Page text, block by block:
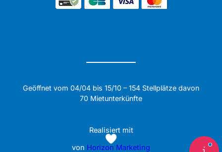
Geöffnet vom 04/04 bis 15/10 – 154 Stellplätze davon
70 Mietunterkünfte
Realisiert mit
von Horizon Marketing